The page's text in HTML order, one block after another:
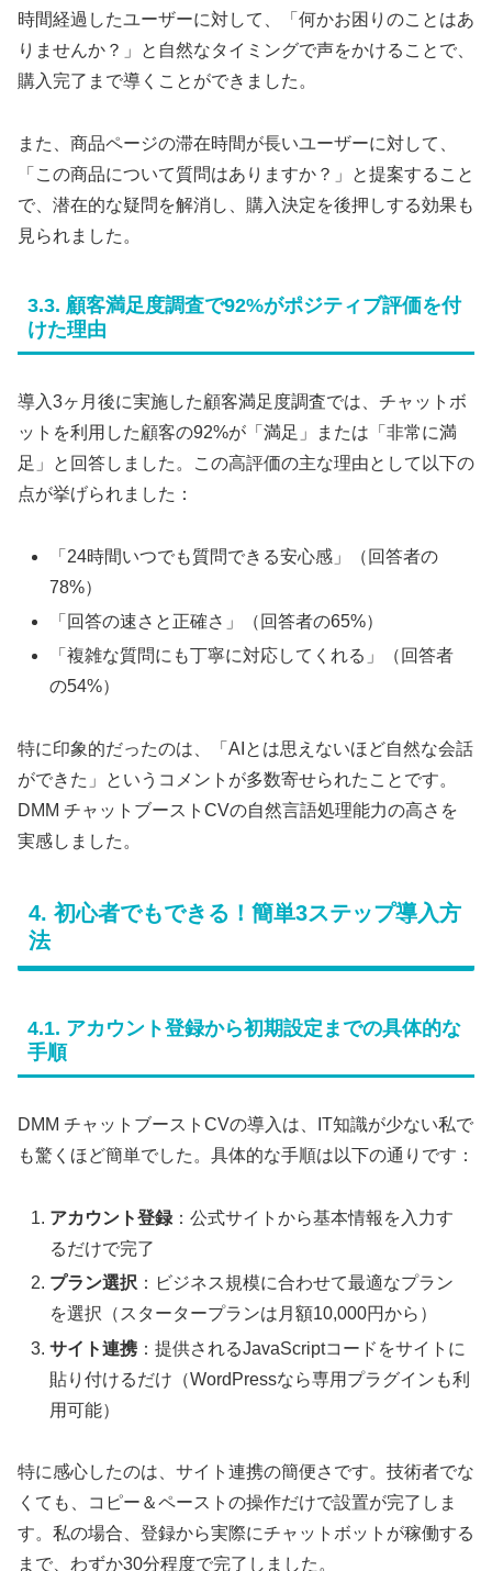
時間経過したユーザーに対して、「何かお困りのことはあ
りませんか？」と自然なタイミングで声をかけることで、
購入完了まで導くことができました。
また、商品ページの滞在時間が長いユーザーに対して、
「この商品について質問はありますか？」と提案すること
で、潜在的な疑問を解消し、購入決定を後押しする効果も
見られました。
3.3. 顧客満足度調査で92%がポジティブ評価を付
けた理由
導入3ヶ月後に実施した顧客満足度調査では、チャットボ
ットを利用した顧客の92%が「満足」または「非常に満
足」と回答しました。この高評価の主な理由として以下の
点が挙げられました：
「24時間いつでも質問できる安心感」（回答者の
78%）
「回答の速さと正確さ」（回答者の65%）
「複雑な質問にも丁寧に対応してくれる」（回答者
の54%）
特に印象的だったのは、「AIとは思えないほど自然な会話
ができた」というコメントが多数寄せられたことです。
DMM チャットブーストCVの自然言語処理能力の高さを
実感しました。
4. 初心者でもできる！簡単3ステップ導入方
法
4.1. アカウント登録から初期設定までの具体的な
手順
DMM チャットブーストCVの導入は、IT知識が少ない私で
も驚くほど簡単でした。具体的な手順は以下の通りです：
アカウント登録 ：公式サイトから基本情報を入力す
るだけで完了
プラン選択 ：ビジネス規模に合わせて最適なプラン
を選択（スタータープランは月額10,000円から）
サイト連携 ：提供されるJavaScriptコードをサイトに
貼り付けるだけ（WordPressなら専用プラグインも利
用可能）
特に感心したのは、サイト連携の簡便さです。技術者でな
くても、コピー＆ペーストの操作だけで設置が完了しま
す。私の場合、登録から実際にチャットボットが稼働する
まで、わずか30分程度で完了しました。